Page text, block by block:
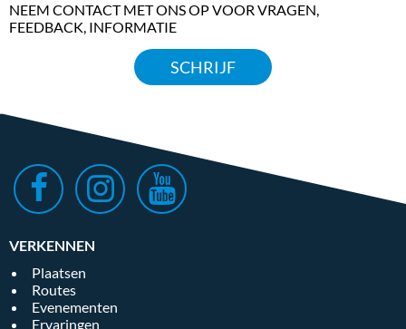
NEEM CONTACT MET ONS OP VOOR VRAGEN,
FEEDBACK, INFORMATIE
SCHRIJF
VERKENNEN
Plaatsen
Routes
Evenementen
Ervaringen